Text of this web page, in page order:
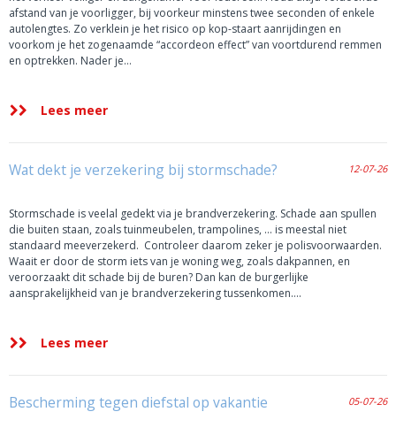
afstand van je voorligger, bij voorkeur minstens twee seconden of enkele
autolengtes. Zo verklein je het risico op kop-staart aanrijdingen en
voorkom je het zogenaamde “accordeon effect” van voortdurend remmen
en optrekken. Nader je…
Lees meer
Wat dekt je verzekering bij stormschade? 12-07-26
Stormschade is veelal gedekt via je brandverzekering. Schade aan spullen
die buiten staan, zoals tuinmeubelen, trampolines, … is meestal niet
standaard meeverzekerd. Controleer daarom zeker je polisvoorwaarden.
Waait er door de storm iets van je woning weg, zoals dakpannen, en
veroorzaakt dit schade bij de buren? Dan kan de burgerlijke
aansprakelijkheid van je brandverzekering tussenkomen….
Lees meer
Bescherming tegen diefstal op vakantie 05-07-26